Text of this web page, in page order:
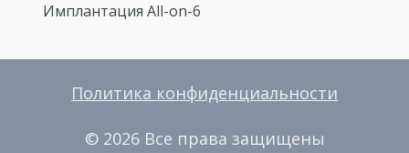
Имплантация All-on-6
Политика конфиденциальности
© 2026 Все права защищены